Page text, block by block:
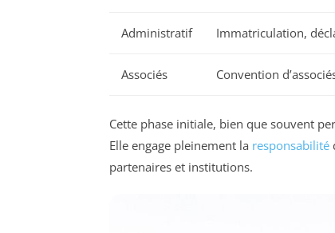
Administratif Immatriculation,
Associés Convention
Cette phase initiale, bien que souvent
Elle engage pleinement la responsabilité
partenaires et institutions.